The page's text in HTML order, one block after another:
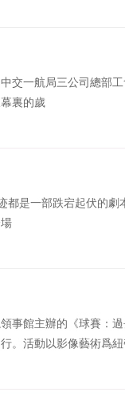
交一航局三公司總部
裏的歲
都是一部跌宕起伏的劇
事館主辦的《球賽：
。活動以影像藝術爲